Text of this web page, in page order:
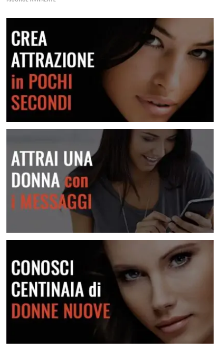
Una raccolta di messaggi per le varie situazioni
Lei Non Risponde Ai Messaggi? Come Risolvere
Scopri come risolvere questa situazione
Crea attrazione in pochi secondi
Attrai una donna con i messaggi